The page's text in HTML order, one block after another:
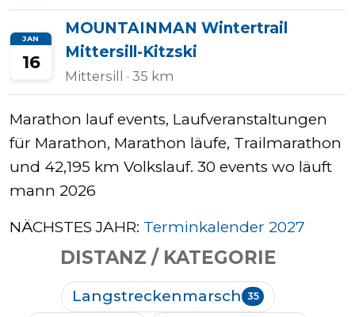
JAN
16
MOUNTAINMAN Wintertrail
Mittersill-Kitzski
Mittersill · 35 km
Marathon lauf events, Laufveranstaltungen
für Marathon, Marathon läufe, Trailmarathon
und 42,195 km Volkslauf. 30 events wo läuft
mann 2026
NÄCHSTES JAHR: Terminkalender 2027
DISTANZ / KATEGORIE
Langstreckenmarsch 35